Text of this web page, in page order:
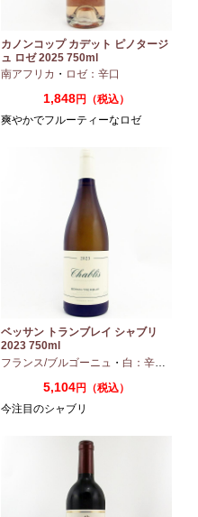
カノンコップ カデット ピノタージ
ュ ロゼ 2025 750ml
南アフリカ ・ ロゼ：辛口
1,848円（税込）
爽やかでフルーティーなロゼ
・ピノノワール
ベッサン トランブレイ シャブリ
2023 750ml
フランス/ブルゴーニュ ・ 白：辛口
5,104円（税込）
今注目のシャブリ